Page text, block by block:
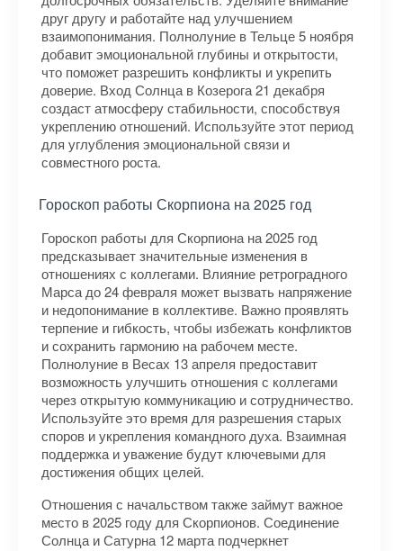
друг другу и работайте над улучшением
взаимопонимания. Полнолуние в Тельце 5 ноября
добавит эмоциональной глубины и открытости,
что поможет разрешить конфликты и укрепить
доверие. Вход Солнца в Козерога 21 декабря
создаст атмосферу стабильности, способствуя
укреплению отношений. Используйте этот период
для углубления эмоциональной связи и
совместного роста.
Гороскоп работы Скорпиона на 2025 год
Гороскоп работы для Скорпиона на 2025 год
предсказывает значительные изменения в
отношениях с коллегами. Влияние ретроградного
Марса до 24 февраля может вызвать напряжение
и недопонимание в коллективе. Важно проявлять
терпение и гибкость, чтобы избежать конфликтов
и сохранить гармонию на рабочем месте.
Полнолуние в Весах 13 апреля предоставит
возможность улучшить отношения с коллегами
через открытую коммуникацию и сотрудничество.
Используйте это время для разрешения старых
споров и укрепления командного духа. Взаимная
поддержка и уважение будут ключевыми для
достижения общих целей.
Отношения с начальством также займут важное
место в 2025 году для Скорпионов. Соединение
Солнца и Сатурна 12 марта подчеркнет